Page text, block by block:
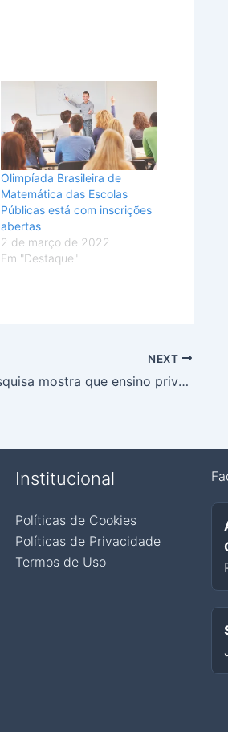
Olimpíada Brasileira de
Matemática das Escolas
Públicas está com inscrições
abertas
2 de março de 2022
Em "Destaque"
NEXT
Pesquisa mostra que ensino privado inclui mais alunos no ensino superior
Institucional
Políticas de Cookies
Políticas de Privacidade
Termos de Uso